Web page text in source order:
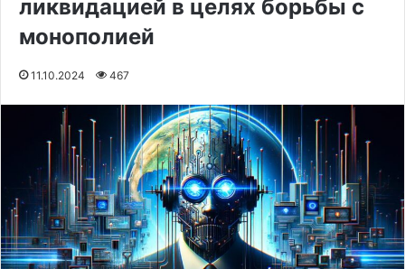
ликвидацией в целях борьбы с
монополией
11.10.2024 467